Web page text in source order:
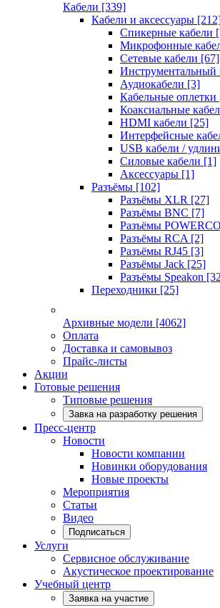
Кабели [339]
Кабели и аксессуары
Спикерные кабели
Микрофонные
Сетевые кабели [67]
Инструментальный
Аудиокабели [3]
Кабельные оплетки
Коаксиальные
HDMI кабели [25]
Интерфейсные
USB кабели /
Силовые кабели [1]
Аксессуары [1]
Разъёмы [102]
Разъёмы XLR [27]
Разъёмы BNC [7]
Разъёмы
Разъёмы RCA [2]
Разъёмы RJ45 [3]
Разъёмы Jack [25]
Разъёмы Speakon
Переходники [25]
Архивные модели [4062]
Оплата
Доставка и самовывоз
Прайс-листы
Акции
Готовые решения
Типовые решения
Завка на разработку решения
Пресс-центр
Новости
Новости компании
Новинки оборудования
Новые проекты
Мероприятия
Статьи
Видео
Подписаться
Услуги
Сервисное обслуживание
Акустическое проектирование
Учебный центр
Заявка на участие